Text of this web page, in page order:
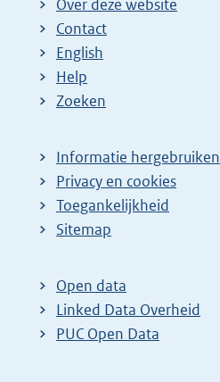
Over deze website
Contact
English
Help
Zoeken
Informatie hergebruiken
Privacy en cookies
Toegankelijkheid
Sitemap
Open data
Linked Data Overheid
PUC Open Data